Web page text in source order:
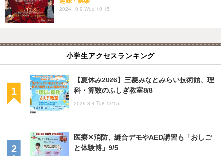
2024.10.9 Wed 10:15
小学生アクセスランキング
【夏休み2026】三菱みなとみらい技術館、理
科・算数のふしぎ教室8/8
2026.8.4 Tue 13:15
医療✕消防、縫合デモやAED講習も「おしご
と体験博」9/5